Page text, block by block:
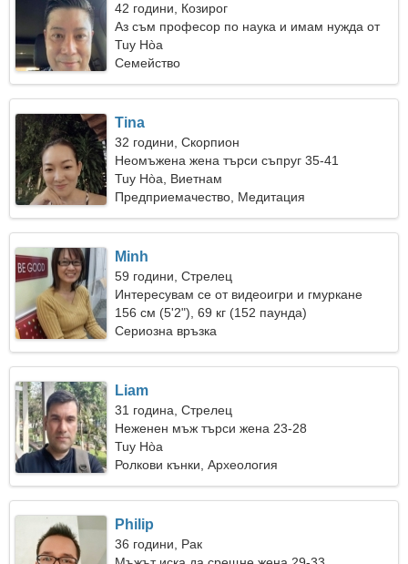
42 години, Козирог
Аз съм професор по наука и имам нужда от
необикновена жена
Tuy Hòa
Семейство
Tina
32 години, Скорпион
Неомъжена жена търси съпруг 35-41
Tuy Hòa, Виетнам
Предприемачество, Медитация
Minh
59 години, Стрелец
Интересувам се от видеоигри и гмуркане
156 см (5'2"), 69 кг (152 паунда)
Сериозна връзка
Liam
31 година, Стрелец
Неженен мъж търси жена 23-28
Tuy Hòa
Ролкови кънки, Археология
Philip
36 години, Рак